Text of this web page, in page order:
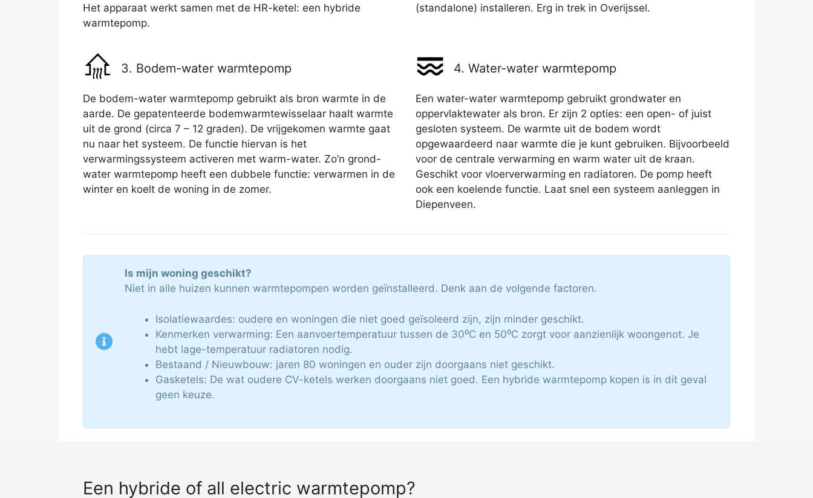
Het apparaat werkt samen met de HR-ketel: een hybride
warmtepomp.
(standalone) installeren. Erg in trek in Overijssel.
3. Bodem-water warmtepomp
De bodem-water warmtepomp gebruikt als bron warmte in de
aarde. De gepatenteerde bodemwarmtewisselaar haalt warmte
uit de grond (circa 7 – 12 graden). De vrijgekomen warmte gaat
nu naar het systeem. De functie hiervan is het
verwarmingssysteem activeren met warm-water. Zo’n grond-
water warmtepomp heeft een dubbele functie: verwarmen in de
winter en koelt de woning in de zomer.
4. Water-water warmtepomp
Een water-water warmtepomp gebruikt grondwater en
oppervlaktewater als bron. Er zijn 2 opties: een open- of juist
gesloten systeem. De warmte uit de bodem wordt
opgewaardeerd naar warmte die je kunt gebruiken. Bijvoorbeeld
voor de centrale verwarming en warm water uit de kraan.
Geschikt voor vloerverwarming en radiatoren. De pomp heeft
ook een koelende functie. Laat snel een systeem aanleggen in
Diepenveen.
Is mijn woning geschikt?
Niet in alle huizen kunnen warmtepompen worden geïnstalleerd. Denk aan de volgende factoren.
Isolatiewaardes: oudere en woningen die niet goed geïsoleerd zijn, zijn minder geschikt.
Kenmerken verwarming: Een aanvoertemperatuur tussen de 30⁰C en 50⁰C zorgt voor aanzienlijk woongenot. Je
hebt lage-temperatuur radiatoren nodig.
Bestaand / Nieuwbouw: jaren 80 woningen en ouder zijn doorgaans niet geschikt.
Gasketels: De wat oudere CV-ketels werken doorgaans niet goed. Een hybride warmtepomp kopen is in dit geval
geen keuze.
Een hybride of all electric warmtepomp?